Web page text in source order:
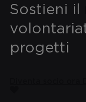
Sostieni il
progetti